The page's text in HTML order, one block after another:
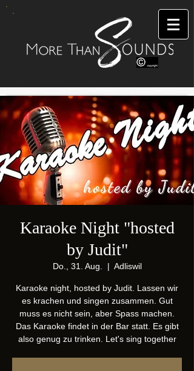
Karaoke Night "hosted
by Judit"
Do., 31. Aug.
  |
Adliswil
Karaoke night, hosted by Judit. Lassen wir
es krachen und singen zusammen. Gut
muss es nicht sein, aber Spass machen.
Das Karaoke findet in der Bar statt. Es gibt
also genug zu trinken. Let's sing together